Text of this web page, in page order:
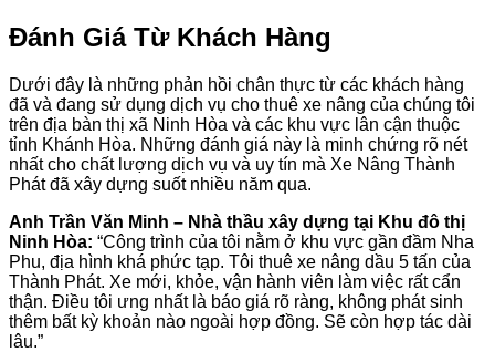
Đánh Giá Từ Khách Hàng
Dưới đây là những phản hồi chân thực từ các khách hàng
đã và đang sử dụng dịch vụ cho thuê xe nâng của chúng tôi
trên địa bàn thị xã Ninh Hòa và các khu vực lân cận thuộc
tỉnh Khánh Hòa. Những đánh giá này là minh chứng rõ nét
nhất cho chất lượng dịch vụ và uy tín mà Xe Nâng Thành
Phát đã xây dựng suốt nhiều năm qua.
Anh Trần Văn Minh – Nhà thầu xây dựng tại Khu đô thị
Ninh Hòa: “Công trình của tôi nằm ở khu vực gần đầm Nha
Phu, địa hình khá phức tạp. Tôi thuê xe nâng dầu 5 tấn của
Thành Phát. Xe mới, khỏe, vận hành viên làm việc rất cẩn
thận. Điều tôi ưng nhất là báo giá rõ ràng, không phát sinh
thêm bất kỳ khoản nào ngoài hợp đồng. Sẽ còn hợp tác dài
lâu.”